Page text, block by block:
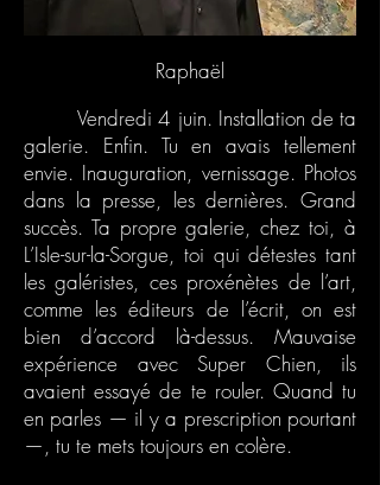
Raphaël
Vendredi 4 juin. Installation de ta
galerie. Enfin. Tu en avais tellement
envie. Inauguration, vernissage. Photos
dans la presse, les dernières. Grand
succès. Ta propre galerie, chez toi, à
L’Isle-sur-la-Sorgue, toi qui détestes tant
les galéristes, ces proxénètes de l’art,
comme les éditeurs de l’écrit, on est
bien d’accord là-dessus. Mauvaise
expérience avec Super Chien, ils
avaient essayé de te rouler. Quand tu
en parles — il y a prescription pourtant
—, tu te mets toujours en colère.